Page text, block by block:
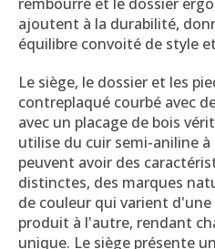
ajoutent à la durabilité,
équilibre convoité de style
Le siège, le dossier et les
contreplaqué courbé avec
avec un placage de bois
utilise du cuir semi-aniline
peuvent avoir des
distinctes, des marques
de couleur qui varient
produit à l'autre, rendant
unique. Le siège présente